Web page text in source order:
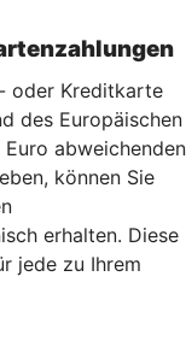
ngen
oder Kreditkarte
des Europäischen
abweichenden
können Sie
erhalten. Diese
jede zu Ihrem